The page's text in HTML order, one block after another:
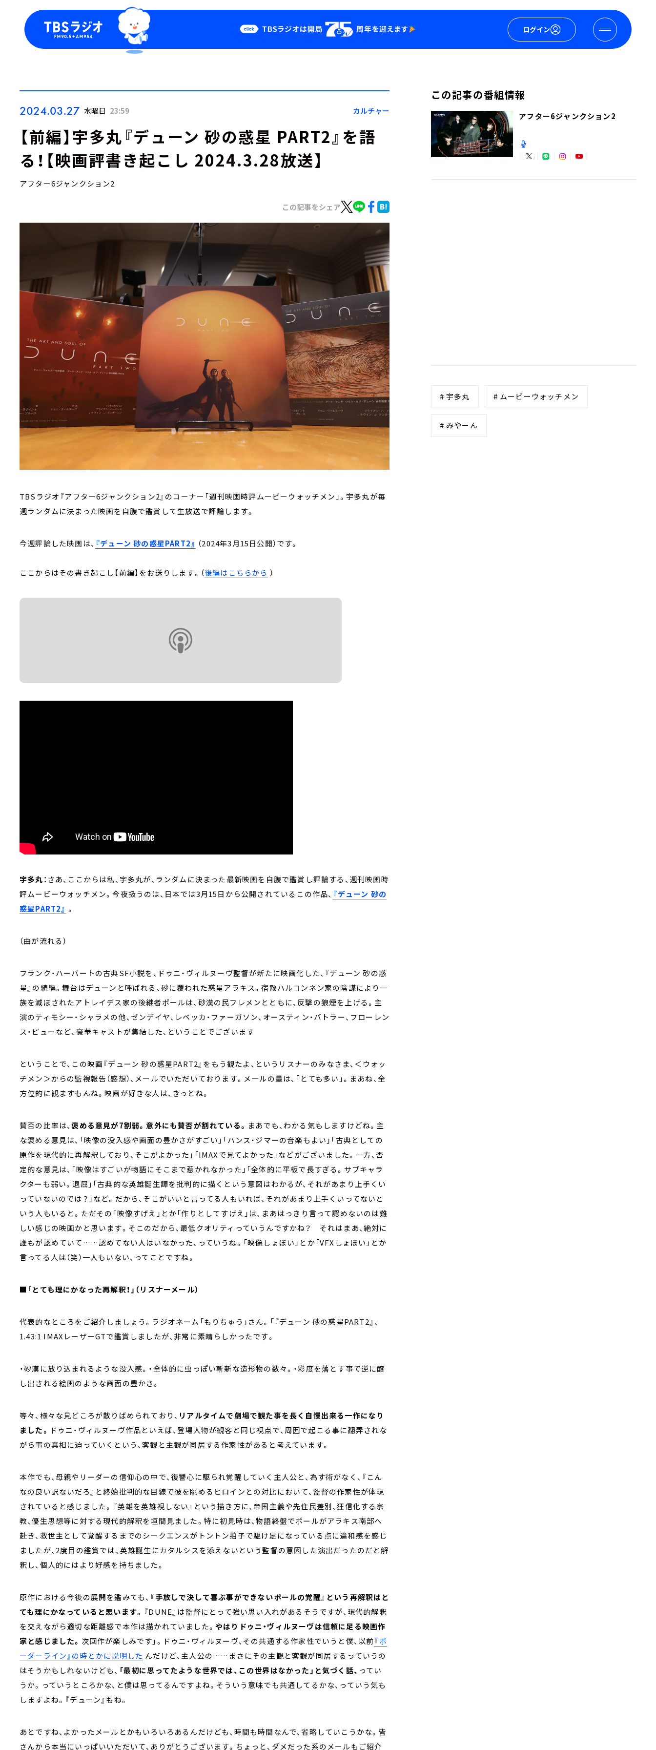
ログイン
Podcast
YouTube
2024.03.27 水曜日 23:59 カルチャー
【前編】宇多丸『デューン 砂の惑星 PART2』を語
る！【映画評書き起こし 2024.3.28放送】
アフター6ジャンクション2
この記事をシェア
TBSラジオ『アフター6ジャンクション2』のコーナー「週刊映画時評ムービーウォッチメン」。宇多丸が毎
週ランダムに決まった映画を自腹で鑑賞して生放送で評論します。
今週評論した映画は、 『デューン 砂の惑星PART2』 （2024年3月15日公開）です。
ここからはその書き起こし【前編】をお送りします。（後編はこちらから ）
宇多丸： さあ、ここからは私、宇多丸が、ランダムに決まった最新映画を自腹で鑑賞し評論する、週刊映画時
評ムービーウォッチメン。今夜扱うのは、日本では3月15日から公開されているこの作品、 『デューン 砂の
惑星PART2』 。
（曲が流れる）
フランク・ハーバートの古典SF小説を、ドゥニ・ヴィルヌーヴ監督が新たに映画化した、『デューン 砂の惑
星』の続編。舞台はデューンと呼ばれる、砂に覆われた惑星アラキス。宿敵ハルコンネン家の陰謀により一
族を滅ぼされたアトレイデス家の後継者ポールは、砂漠の民フレメンとともに、反撃の狼煙を上げる。主
演のティモシー・シャラメの他、ゼンデイヤ、レベッカ・ファーガソン、オースティン・バトラー、フローレン
ス・ピューなど、豪華キャストが集結した、ということでございます
ということで、この映画『デューン 砂の惑星PART2』をもう観たよ、というリスナーのみなさま、＜ウォッ
チメン＞からの監視報告（感想）、メールでいただいております。メールの量は、「とても多い」。まあね、全
方位的に観ますもんね。映画が好きな人は、きっとね。
賛否の比率は、褒める意見が7割弱。意外にも賛否が割れている。 まあでも、わかる気もしますけどね。主
な褒める意見は、「映像の没入感や画面の豊かさがすごい」「ハンス・ジマーの音楽もよい」「古典としての
原作を現代的に再解釈しており、そこがよかった」「IMAXで見てよかった」などがございました。一方、否
定的な意見は、「映像はすごいが物語にそこまで惹かれなかった」「全体的に平板で長すぎる。サブキャラ
クターも弱い。退屈」「古典的な英雄誕生譚を批判的に描くという意図はわかるが、それがあまり上手くい
っていないのでは？」など。だから、そこがいいと言ってる人もいれば、それがあまり上手くいってないと
いう人もいると。ただその「映像すげえ」とか「作りとしてすげえ」は、まあはっきり言って認めないのは難
しい感じの映画かと思います。そこのだから、最低クオリティっていうんですかね？ それはまあ、絶対に
誰もが認めていて……認めてない人はいなかった、っていうね。「映像しょぼい」とか「VFXしょぼい」とか
言ってる人は（笑）一人もいない、ってことですね。
■「とても理にかなった再解釈！」（リスナーメール）
代表的なところをご紹介しましょう。ラジオネーム「もりちゅう」さん。「『デューン 砂の惑星PART2』、
1.43:1 IMAXレーザーGTで鑑賞しましたが、非常に素晴らしかったです。
・砂漠に放り込まれるような没入感。・全体的に虫っぽい斬新な造形物の数々。・彩度を落とす事で逆に醸
し出される絵画のような画面の豊かさ。
等々、様々な見どころが散りばめられており、 リアルタイムで劇場で観た事を長く自慢出来る一作になり
ました。 ドゥニ・ヴィルヌーヴ作品といえば、登場人物が観客と同じ視点で、周囲で起こる事に翻弄されな
がら事の真相に迫っていくという、客観と主観が同居する作家性があると考えています。
本作でも、母親やリーダーの信仰心の中で、復讐心に駆られ覚醒していく主人公と、為す術がなく、『こん
なの良い訳ないだろ』と終始批判的な目線で彼を眺めるヒロインとの対比において、監督の作家性が体現
されていると感じました。『英雄を英雄視しない』という描き方に、帝国主義や先住民差別、狂信化する宗
教、優生思想等に対する現代的解釈を垣間見ました。特に初見時は、物語終盤でポールがアラキス南部へ
赴き、救世主として覚醒するまでのシークエンスがトントン拍子で駆け足になっている点に違和感を感じ
ましたが、2度目の鑑賞では、英雄誕生にカタルシスを添えないという監督の意図した演出だったのだと解
釈し、個人的にはより好感を持ちました。
原作における今後の展開を鑑みても、 『手放しで決して喜ぶ事ができないポールの覚醒』という再解釈はと
ても理にかなっていると思います。 『DUNE』は監督にとって強い思い入れがあるそうですが、現代的解釈
を交えながら適切な距離感で本作は描かれていました。 やはりドゥニ・ヴィルヌーヴは信頼に足る映画作
家と感じました。 次回作が楽しみです」。ドゥニ・ヴィルヌーヴ、その共通する作家性でいうと僕、以前『ボ
ーダーライン』の時とかに説明した んだけど、主人公の……まさにその主観と客観が同居するっていうの
はそうかもしれないけども、 「最初に思ってたような世界では、この世界はなかった」と気づく話、 ってい
うか。っていうところかな、と僕は思ってるんですよね。そういう意味でも共通してるかな、っていう気も
しますよね。『デューン』もね。
あとですね、よかったメールとかもいろいろあるんだけども、時間も時間なんで、省略していこうかな。皆
さんから本当にいっぱいいただいて、ありがとうございます。ちょっと、ダメだった系のメールもご紹介
この記事の番組情報
アフター6ジャンクション2
# 宇多丸 # ムービーウォッチメン
# みやーん